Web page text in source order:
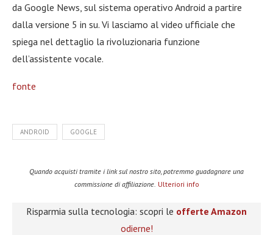
da Google News, sul sistema operativo Android a partire
dalla versione 5 in su. Vi lasciamo al video ufficiale che
spiega nel dettaglio la rivoluzionaria funzione
dell’assistente vocale.
fonte
ANDROID GOOGLE
Quando acquisti tramite i link sul nostro sito, potremmo guadagnare una
commissione di affiliazione. Ulteriori info
Risparmia sulla tecnologia: scopri le offerte Amazon
odierne!